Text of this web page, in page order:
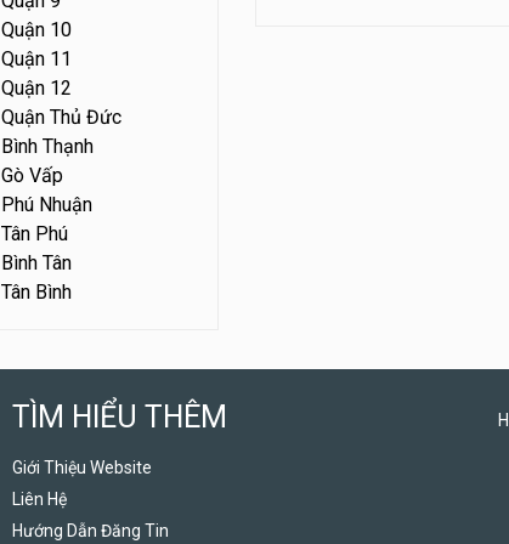
Quận 10
Quận 11
Quận 12
Quận Thủ Đức
Bình Thạnh
Gò Vấp
Phú Nhuận
Tân Phú
Bình Tân
Tân Bình
TÌM HIỂU THÊM
Giới Thiệu Website
Liên Hệ
Hướng Dẫn Đăng Tin